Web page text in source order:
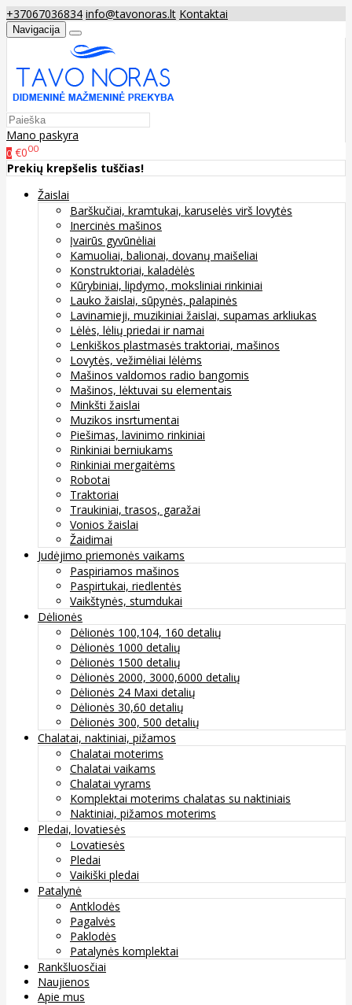
+37067036834 info@tavonoras.lt Kontaktai
Navigacija
Mano paskyra
0 €000
Prekių krepšelis tuščias!
Žaislai
Barškučiai, kramtukai, karuselės virš lovytės
Inercinės mašinos
Įvairūs gyvūnėliai
Kamuoliai, balionai, dovanų maišeliai
Konstruktoriai, kaladėlės
Kūrybiniai, lipdymo, moksliniai rinkiniai
Lauko žaislai, sūpynės, palapinės
Lavinamieji, muzikiniai žaislai, supamas arkliukas
Lėlės, lėlių priedai ir namai
Lenkiškos plastmasės traktoriai, mašinos
Lovytės, vežimėliai lėlėms
Mašinos valdomos radio bangomis
Mašinos, lėktuvai su elementais
Minkšti žaislai
Muzikos insrtumentai
Piešimas, lavinimo rinkiniai
Rinkiniai berniukams
Rinkiniai mergaitėms
Robotai
Traktoriai
Traukiniai, trasos, garažai
Vonios žaislai
Žaidimai
Judėjimo priemonės vaikams
Paspiriamos mašinos
Paspirtukai, riedlentės
Vaikštynės, stumdukai
Dėlionės
Dėlionės 100,104, 160 detalių
Dėlionės 1000 detalių
Dėlionės 1500 detalių
Dėlionės 2000, 3000,6000 detalių
Dėlionės 24 Maxi detalių
Dėlionės 30,60 detalių
Dėlionės 300, 500 detalių
Chalatai, naktiniai, pižamos
Chalatai moterims
Chalatai vaikams
Chalatai vyrams
Komplektai moterims chalatas su naktiniais
Naktiniai, pižamos moterims
Pledai, lovatiesės
Lovatiesės
Pledai
Vaikiški pledai
Patalynė
Antklodės
Pagalvės
Paklodės
Patalynės komplektai
Rankšluosčiai
Naujienos
Apie mus